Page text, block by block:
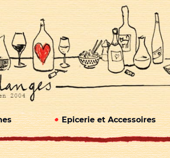
Epicerie et Accessoires